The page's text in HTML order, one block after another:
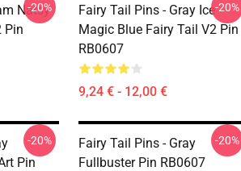
Natsy
Pin
-20%
Fairy Tail Pins - Gray Ice
Magic Blue Fairy Tail V2 Pin
RB0607
9,24 € - 12,00 €
-20%
Pin
-20%
Fairy Tail Pins - Gray
Fullbuster Pin RB0607
-20%